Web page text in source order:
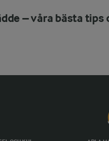
– våra bästa tips